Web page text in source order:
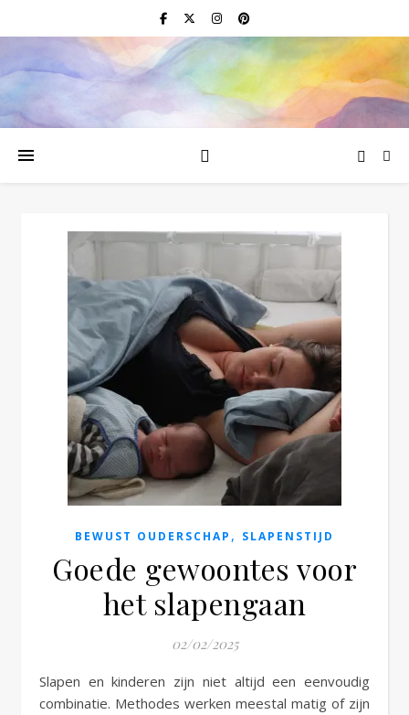
BEWUST OUDERSCHAP , SLAPENSTIJD
Goede gewoontes voor
het slapengaan
02/02/2025
Slapen en kinderen zijn niet altijd een eenvoudig
combinatie. Methodes werken meestal matig of zijn